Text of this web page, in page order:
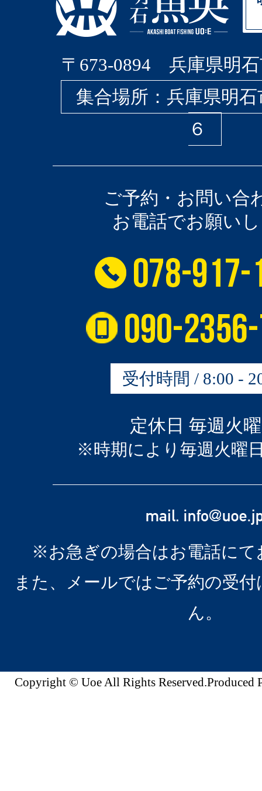
〒673-0894 兵庫県明石
集合場所：兵庫県明
６
ご予約・お問い合
お電話でお願い
受付時間 / 8:00 -
定休日 毎週火
※時期により毎週火曜
※お急ぎの場合はお電話にて
また、メールではご予約の受
ん。
Copyright © Uoe All Rights Reserved.Produced